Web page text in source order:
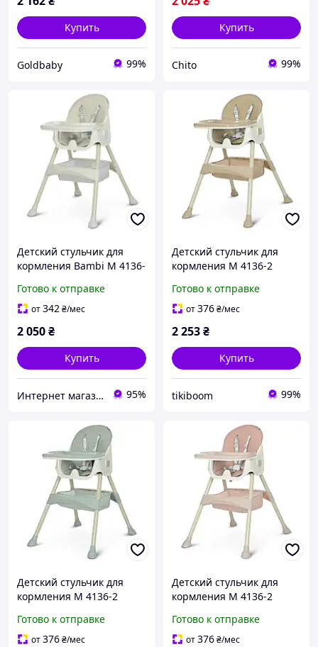
Купить
Goldbaby 99%
Купить
Chito 99%
Детский стульчик для
кормления Bambi M 4136-
пластика, 4 уровня
регулировки
Готово к отправке
от342₴/мес
2 050₴
Купить
Интернет магазин детских товаров Sophie-shop 95%
Детский стульчик для
кормления M 4136-2
пластиковый
классический стульчик
Готово к отправке
от376₴/мес
2 253₴
Купить
tikiboom 99%
Детский стульчик для
кормления M 4136-2
пластиковый
классический стульчик
Готово к отправке
от376₴/мес
Детский стульчик для
кормления M 4136-2
пластиковый
классический стульчик
Готово к отправке
от376₴/мес